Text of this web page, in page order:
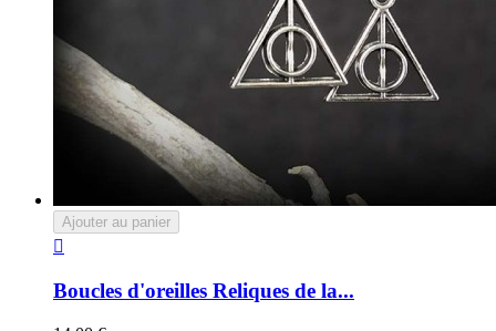
Ajouter au panier

Boucles d'oreilles Reliques de la...